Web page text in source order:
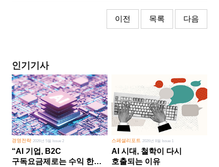
이전 목록 다음
인기기사
경영전략 2026년 5월 Issue 2
“AI 기업, B2C
구독요금제로는 수익 한계
스페셜리포트 2026년 8월 Issue 1
AI 시대, 철학이 다시
호출되는 이유